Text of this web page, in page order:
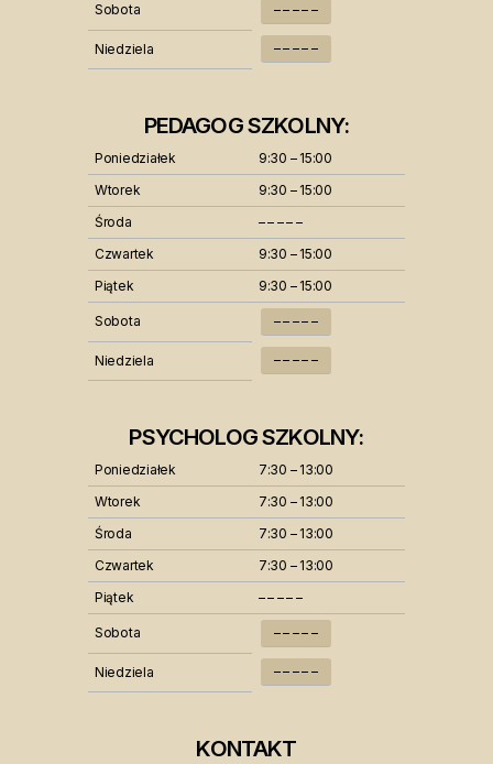
Sobota – – – – –
Niedziela – – – – –
PEDAGOG SZKOLNY:
Poniedziałek
9:30 – 15:00
Wtorek
9:30 – 15:00
Środa
– – – – –
Czwartek
9:30 – 15:00
Piątek
9:30 – 15:00
Sobota – – – – –
Niedziela – – – – –
PSYCHOLOG SZKOLNY:
Poniedziałek
7:30 – 13:00
Wtorek
7:30 – 13:00
Środa
7:30 – 13:00
Czwartek
7:30 – 13:00
Piątek
– – – – –
Sobota – – – – –
Niedziela – – – – –
KONTAKT